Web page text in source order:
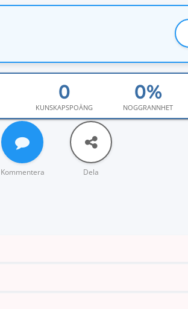
KUNSKAPSPOÄNG NOGGRANNHET
Kommentera Dela